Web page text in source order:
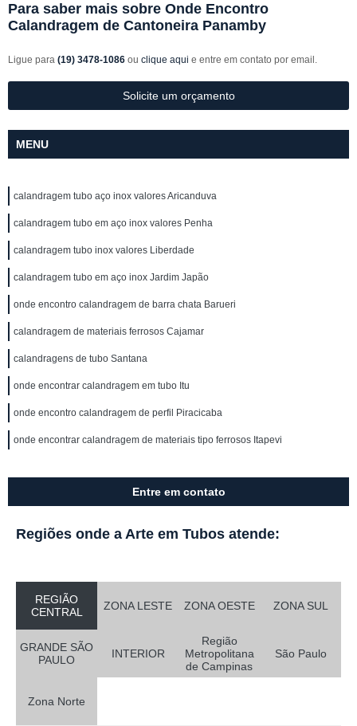
Para saber mais sobre Onde Encontro
Calandragem de Cantoneira Panamby
Ligue para (19) 3478-1086 ou clique aqui e entre em contato por email.
Solicite um orçamento
MENU
calandragem tubo aço inox valores Aricanduva
calandragem tubo em aço inox valores Penha
calandragem tubo inox valores Liberdade
calandragem tubo em aço inox Jardim Japão
onde encontro calandragem de barra chata Barueri
calandragem de materiais ferrosos Cajamar
calandragens de tubo Santana
onde encontrar calandragem em tubo Itu
onde encontro calandragem de perfil Piracicaba
onde encontrar calandragem de materiais tipo ferrosos Itapevi
Entre em contato
Regiões onde a Arte em Tubos atende:
REGIÃO
CENTRAL
ZONA LESTE ZONA OESTE ZONA SUL
GRANDE SÃO
PAULO
INTERIOR
Região
Metropolitana
de Campinas
São Paulo
Zona Norte